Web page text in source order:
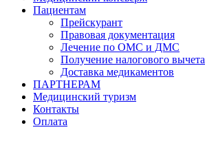
Пациентам
Прейскурант
Правовая документация
Лечение по ОМС и ДМС
Получение налогового вычета
Доставка медикаментов
ПАРТНЕРАМ
Медицинский туризм
Контакты
Оплата